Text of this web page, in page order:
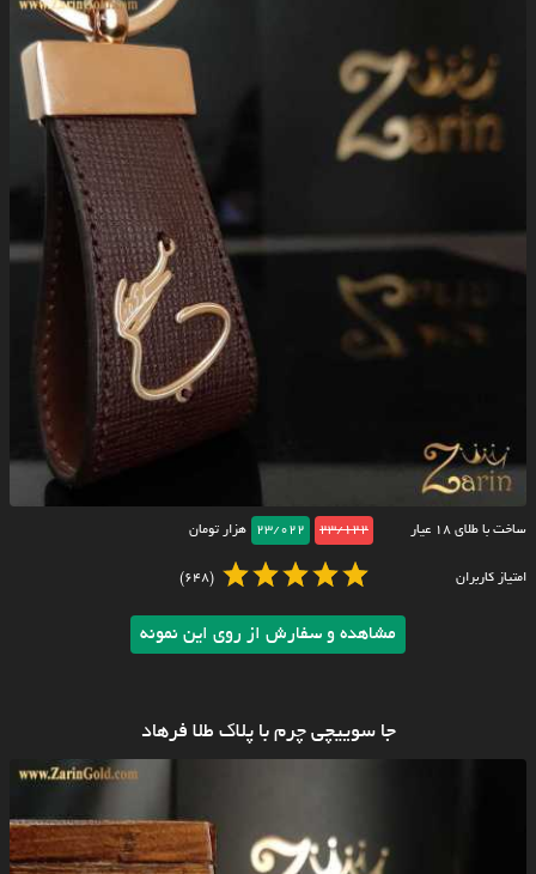
ساخت با طلای ۱۸ عیار 23/122
23/022 هزار تومان
امتیاز کاربران (648)
مشاهده و سفارش از روی این نمونه
جا سوییچی چرم با پلاک طلا فرهاد